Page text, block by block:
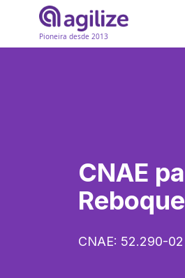
Pioneira desde 2013
CNAE
CNAE: 52.290-02